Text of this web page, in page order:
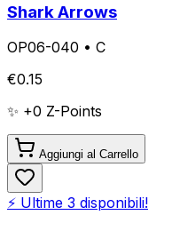
Shark Arrows
OP06-040 • C
€0.15
✨ +0 Z-Points
Aggiungi al Carrello
⚡ Ultime 3 disponibili!